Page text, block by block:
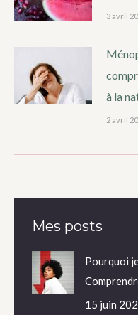
3 avril
à la
2 avril
Mes posts
Pourquoi
15 juin